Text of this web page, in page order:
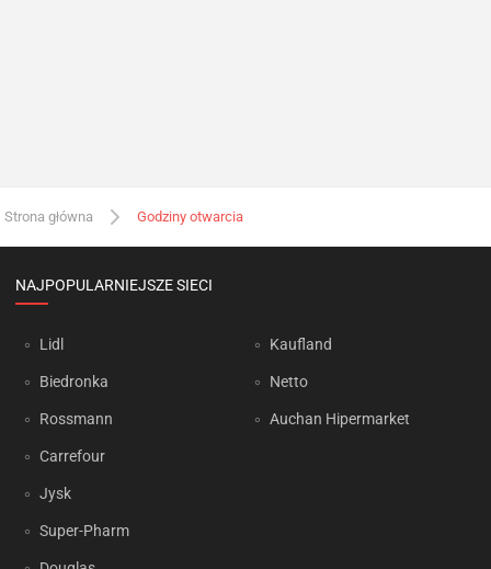
Strona główna Godziny otwarcia
NAJPOPULARNIEJSZE SIECI
Lidl
Biedronka
Rossmann
Carrefour
Jysk
Super-Pharm
Kaufland
Netto
Auchan Hipermarket